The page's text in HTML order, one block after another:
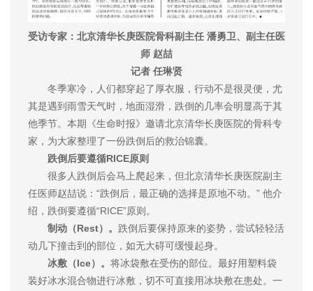
受访专家：北京清华长庚医院骨科副主任 潘勇卫、副主任医
师 赵喆
记者 任琳贤
冬季寒冷，人们都穿起了厚衣服，行动不是很灵便，尤
其是遇到雨雪天气时，地面湿滑，跌倒的几率会明显高于其
他季节。本期《生命时报》邀请北京清华长庚医院的骨科专
家，为大家整理了一份跌倒后的救治锦囊。
跌倒后要遵循RICE原则
很多人跌倒后会马上爬起来，但北京清华长庚医院副主
任医师赵喆说：“跌倒后，最正确的选择是原地不动。” 他介
绍，跌倒要遵循“RICE”原则。
制动（Rest）。 跌倒后要保持原来的姿势，尝试轻轻活
动几下撞击到的部位，如无大碍可缓慢起身。
冰敷（Ice）。 将冰袋敷在受伤的部位。最好用塑料袋
装好冰水混合物进行冰敷，切不可直接用冰块敷在患处。一